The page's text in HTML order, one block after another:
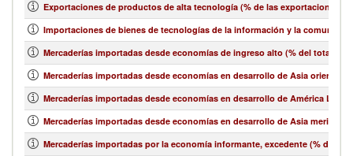
Exportaciones de productos de alta tecnología (% de las exportaciones
Importaciones de bienes de tecnologías de la información y la
Mercaderías importadas desde economías de ingreso alto (% del total de
Mercaderías importadas desde economías en desarrollo de Asia oriental
Mercaderías importadas desde economías en desarrollo de América
Mercaderías importadas desde economías en desarrollo de Asia
Mercaderías importadas por la economía informante, excedente (% del